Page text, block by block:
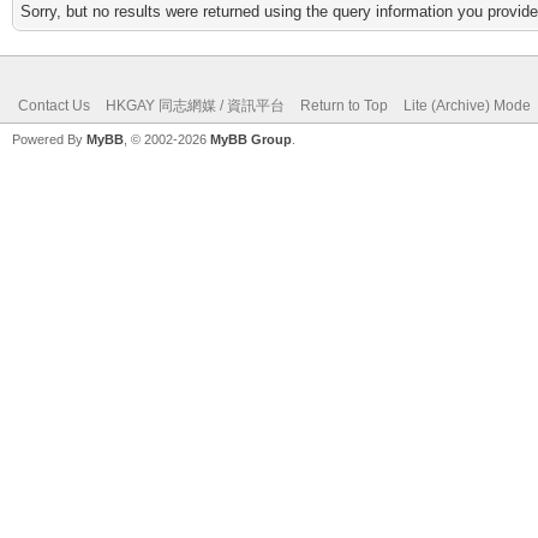
Sorry, but no results were returned using the query information you
Contact Us HKGAY 同志網媒 / 資訊平台 Return to Top Lite (Archive) Mode
Powered By MyBB , © 2002-2026 MyBB Group